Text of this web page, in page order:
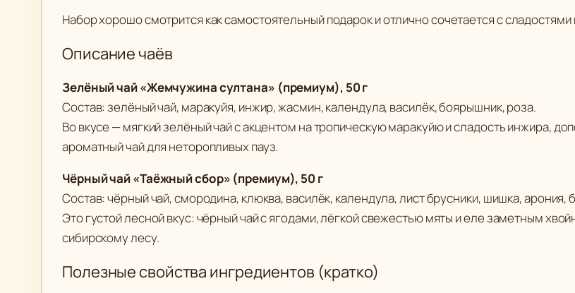
ё
й
с
р
ч
Набор хорошо смотрится как самостоятельный подарок и отлично сочетается с сладостями
Описание чаёв
Зелёный чай «Жемчужина султана» (премиум), 50 г
Состав: зелёный чай, маракуйя, инжир, жасмин, календула, василёк, боярышник, роза.
Во вкусе — мягкий зелёный чай с акцентом на тропическую маракуйю и сладость инжира,
ароматный чай для неторопливых пауз.
Чёрный чай «Таёжный сбор» (премиум), 50 г
Состав: чёрный чай, смородина, клюква, василёк, календула, лист брусники, шишка,
Это густой лесной вкус: чёрный чай с ягодами, лёгкой свежестью мяты и еле заметным
сибирскому лесу.
Полезные свойства ингредиентов (кратко)